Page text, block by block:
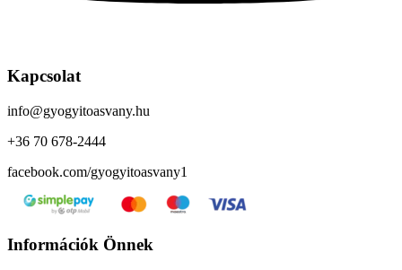
Kapcsolat
info@gyogyitoasvany.hu
+36 70 678-2444
facebook.com/gyogyitoasvany1
Információk Önnek